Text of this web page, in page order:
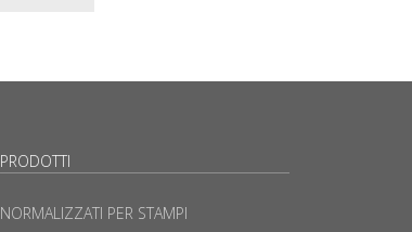
PRODOTTI
NORMALIZZATI PER STAMPI